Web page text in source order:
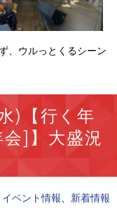
、ウルっとくるシーン
)【行く年
]】大盛況
ベント情報
新着情報